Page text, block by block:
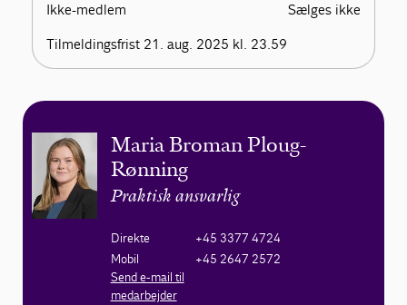
Ikke-medlem
Sælges ikke
Tilmeldingsfrist 21. aug. 2025 kl. 23.59
Maria Broman Ploug-
Rønning
Praktisk ansvarlig
Direkte
+45 3377 4724
Mobil
+45 2647 2572
Send e-mail til
medarbejder